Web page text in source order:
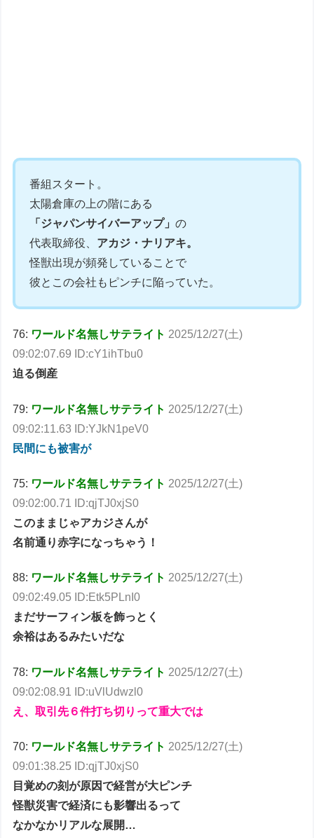
番組スタート。
太陽倉庫の上の階にある
「ジャパンサイバーアップ」の
代表取締役、 アカジ・ナリアキ。
怪獣出現が頻発していることで
彼とこの会社もピンチに陥っていた。
76: ワールド名無しサテライト 2025/12/27(土)
09:02:07.69 ID:cY1ihTbu0
迫る倒産
79: ワールド名無しサテライト 2025/12/27(土)
09:02:11.63 ID:YJkN1peV0
民間にも被害が
75: ワールド名無しサテライト 2025/12/27(土)
09:02:00.71 ID:qjTJ0xjS0
このままじゃアカジさんが
名前通り赤字になっちゃう！
88: ワールド名無しサテライト 2025/12/27(土)
09:02:49.05 ID:Etk5PLnI0
まだサーフィン板を飾っとく
余裕はあるみたいだな
78: ワールド名無しサテライト 2025/12/27(土)
09:02:08.91 ID:uVlUdwzl0
え、取引先６件打ち切りって重大では
70: ワールド名無しサテライト 2025/12/27(土)
09:01:38.25 ID:qjTJ0xjS0
目覚めの刻が原因で経営が大ピンチ
怪獣災害で経済にも影響出るって
なかなかリアルな展開…